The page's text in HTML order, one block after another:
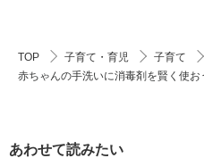
TOP 子育て・育児
子育て
赤ちゃんの手洗いに消毒剤を賢く使
あわせて読みたい